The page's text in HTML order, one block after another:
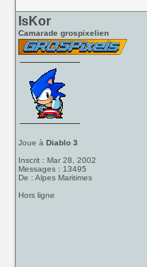
IsKor
Camarade grospixelien
Joue àDiablo 3
Inscrit : Mar 28, 2002
Messages : 13495
De : Alpes Maritimes
Hors ligne